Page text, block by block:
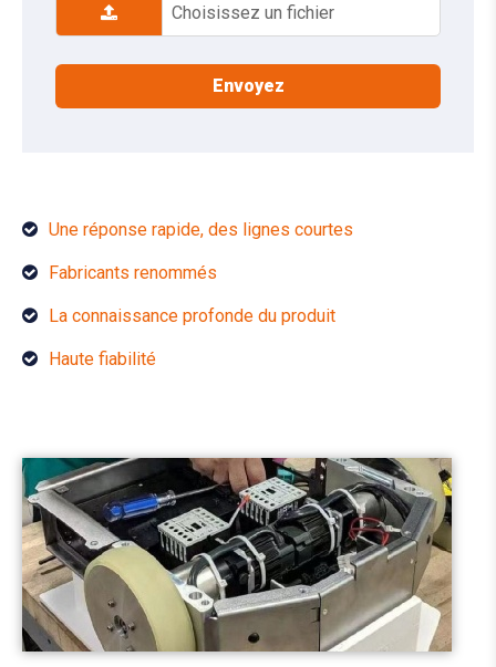
Choisissez un fichier
Une réponse rapide, des lignes courtes
Fabricants renommés
La connaissance profonde du produit
Haute fiabilité